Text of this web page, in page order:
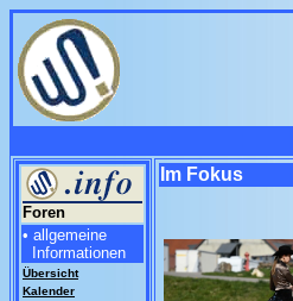
Foren
• allgemeine
Informationen
Übersicht
Kalender
Im Fokus